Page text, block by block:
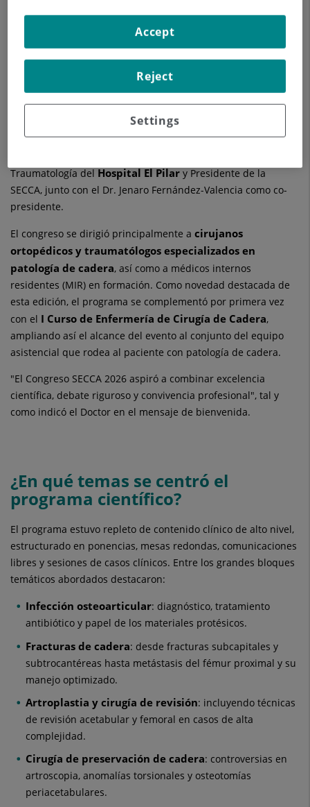
Los días 21 y 22 de mayo de 2026, la localidad de Sitges
XXVII Congreso de la Sociedad Española de
, junto con el Curso de
Enfermería de Cirugía de Cadera, celebrados en el Hotel
Meliá Sitges. Un evento científico presidido por el
Fernando Marqués López, responsable asistencial de la
Traumatología del Hospital El Pilar y Presidente de la
SECCA, junto con el Dr. Jenaro Fernández-Valencia como co-
presidente.
El congreso se dirigió principalmente a cirujanos
ortopédicos y traumatólogos especializados en
patología de cadera, así como a médicos internos
residentes (MIR) en formación. Como novedad destacada de
esta edición, el programa se complementó por primera vez
con el I Curso de Enfermería de Cirugía de Cadera,
ampliando así el alcance del evento al conjunto del equipo
asistencial que rodea al paciente con patología de cadera.
"El Congreso SECCA 2026 aspiró a combinar excelencia
científica, debate riguroso y convivencia profesional", tal y
como indicó el Doctor en el mensaje de bienvenida.
¿En qué temas se centró el
programa científico?
El programa estuvo repleto de contenido clínico de alto nivel,
estructurado en ponencias, mesas redondas, comunicaciones
libres y sesiones de casos clínicos. Entre los grandes bloques
temáticos abordados destacaron:
Infección osteoarticular: diagnóstico, tratamiento
antibiótico y papel de los materiales protésicos.
Fracturas de cadera: desde fracturas subcapitales y
subtrocantéreas hasta metástasis del fémur proximal y su
manejo optimizado.
Artroplastia y cirugía de revisión: incluyendo técnicas
de revisión acetabular y femoral en casos de alta
complejidad.
Cirugía de preservación de cadera: controversias en
artroscopia, anomalías torsionales y osteotomías
periacetabulares.
Settings
Reject
Accept